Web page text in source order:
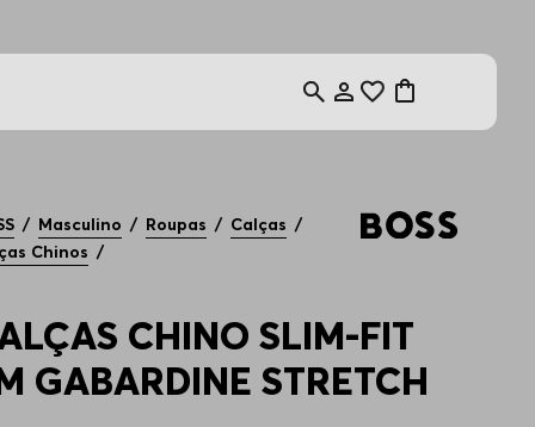
10%OFF
Masculino Roupas
Calças
Chinos
CHINO SLIM-FIT
GABARDINE STRETCH